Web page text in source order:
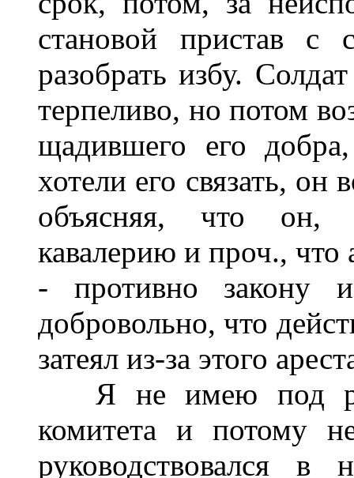
становой пристав
разобрать избу.
терпеливо, но потом
щадившего его
хотели его связать,
объясняя, что он,
кавалерию и проч., что
- противно закону
добровольно, что
затеял из-за этого
Я не имею под
комитета и потому
руководствовался в